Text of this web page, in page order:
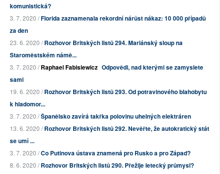
komunistická?
3. 7. 2020 /Florida zaznamenala rekordní nárůst nákaz: 10 000 případů
za den
23. 6. 2020 /Rozhovor Britských listů 294. Mariánský sloup na
Staroměstském námě...
3. 7. 2020 /Raphael Fabisiewicz Odpovědi, nad kterými se zamyslete
sami
19. 6. 2020 /Rozhovor Britských listů 293. Od potravinového blahobytu
k hladomor...
3. 7. 2020 /Španělsko zavírá takřka polovinu uhelných elektráren
13. 6. 2020 /Rozhovor Britských listů 292. Nevěřte, že autokratický stát
se umí ...
3. 7. 2020 /Co Putinova ústava znamená pro Rusko a pro Západ?
8. 6. 2020 /Rozhovor Britských listů 290. Přežije letecký průmysl?